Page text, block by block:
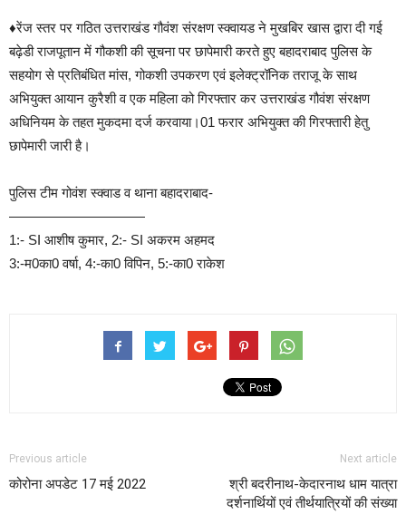
♦️रेंज स्तर पर गठित उत्तराखंड गौवंश संरक्षण स्क्वायड ने मुखबिर खास द्वारा दी गई
बढ़ेडी राजपूतान में गौकशी की सूचना पर छापेमारी करते हुए बहादराबाद पुलिस के
सहयोग से प्रतिबंधित मांस, गोकशी उपकरण एवं इलेक्ट्रॉनिक तराजू के साथ
अभियुक्त आयान कुरैशी व एक महिला को गिरफ्तार कर उत्तराखंड गौवंश संरक्षण
अधिनियम के तहत मुकदमा दर्ज करवाया।01 फरार अभियुक्त की गिरफ्तारी हेतु
छापेमारी जारी है।
पुलिस टीम गोवंश स्क्वाड व थाना बहादराबाद-
——————————
1:- SI आशीष कुमार, 2:- SI अकरम अहमद
3:-म0का0 वर्षा, 4:-का0 विपिन, 5:-का0 राकेश
Previous article
कोरोना अपडेट 17 मई 2022
Next article
श्री बदरीनाथ-केदारनाथ धाम यात्रा
दर्शनार्थियों एवं तीर्थयात्रियों की संख्या